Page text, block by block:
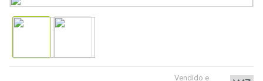
Vendido e
3º
ssd
6º
mouse